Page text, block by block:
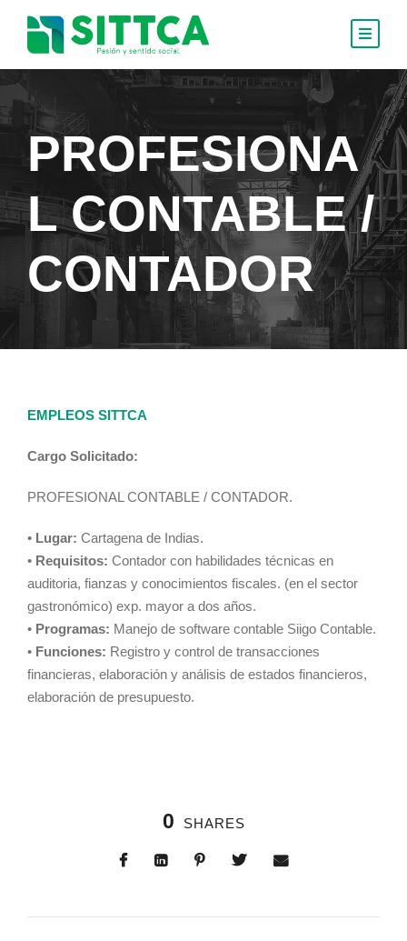
PROFESIONA
L CONTABLE /
CONTADOR
EMPLEOS SITTCA
Cargo Solicitado:
PROFESIONAL CONTABLE / CONTADOR.
• Lugar: Cartagena de Indias.
• Requisitos: Contador con habilidades técnicas en
auditoria, fianzas y conocimientos fiscales. (en el sector
gastronómico) exp. mayor a dos años.
• Programas: Manejo de software contable Siigo Contable.
• Funciones: Registro y control de transacciones
financieras, elaboración y análisis de estados financieros,
elaboración de presupuesto.
0 SHARES